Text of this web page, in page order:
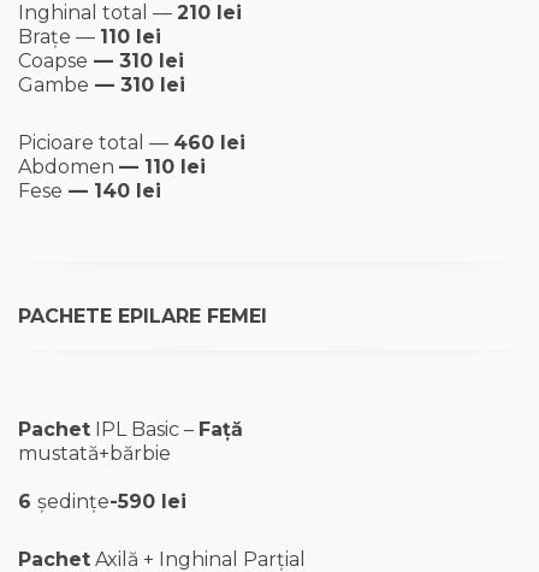
Inghinal total — 210 lei
Brațe — 110 lei
Coapse — 310 lei
Gambe — 310 lei
Picioare total — 460 lei
Abdomen — 110 lei
Fese — 140 lei
PACHETE EPILARE FEMEI
Pachet IPL Basic – Față
mustată+bărbie
6 ședințe-590 lei
Pachet Axilă + Inghinal Parțial